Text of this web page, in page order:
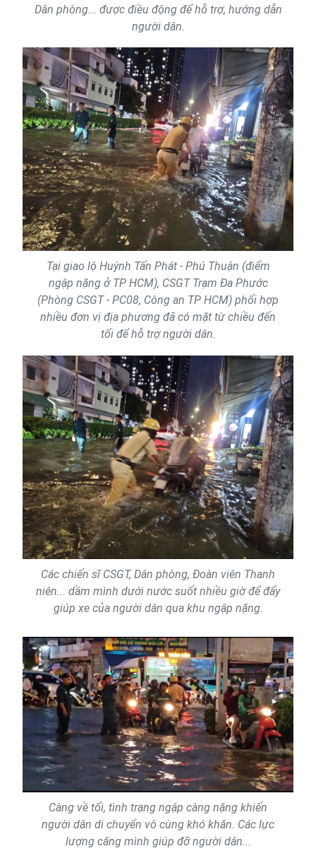
Dân phòng... được điều động để hỗ trợ, hướng dẫn
người dân.
Tại giao lộ Huỳnh Tấn Phát - Phú Thuận (điểm
ngập nặng ở TP HCM), CSGT Trạm Đa Phước
(Phòng CSGT - PC08, Công an TP HCM) phối hợp
nhiều đơn vị địa phương đã có mặt từ chiều đến
tối để hỗ trợ người dân.
Các chiến sĩ CSGT, Dân phòng, Đoàn viên Thanh
niên... dầm mình dưới nước suốt nhiều giờ để đẩy
giúp xe của người dân qua khu ngập nặng.
Càng về tối, tình trạng ngập càng nặng khiến
người dân di chuyển vô cùng khó khăn. Các lực
lượng căng mình giúp đỡ người dân...